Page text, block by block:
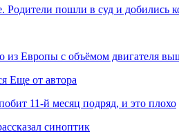
Родители пошли в суд и добились
из Европы с объёмом двигателя
Еще от автора
11-й месяц подряд, и это плохо
синоптик